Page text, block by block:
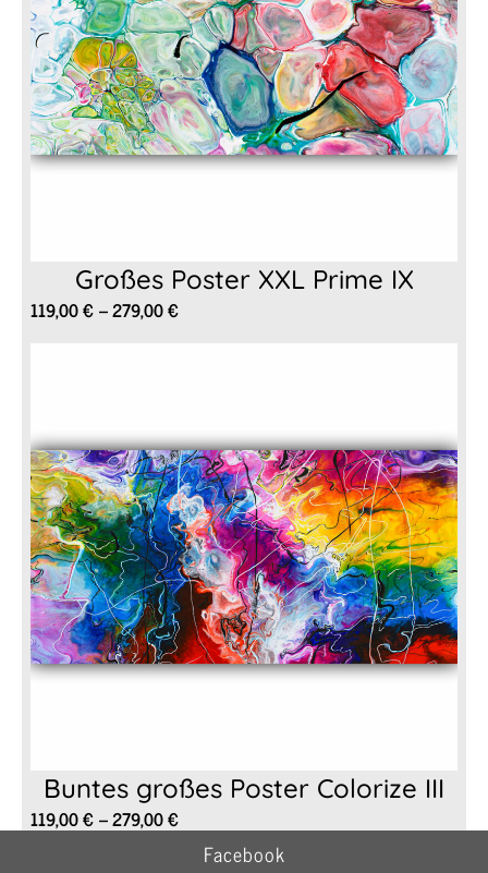
Großes Poster XXL Prime IX
119,00€–279,00€
Buntes großes Poster Colorize III
119,00€–279,00€
119,00 €
Facebook